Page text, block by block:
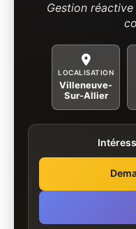
Gestion
LOCALISATION
Villeneuve-
Sur-Allier